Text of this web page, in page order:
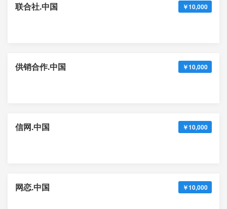
联合社.中国 ￥10,000
供销合作.中国 ￥10,000
信网.中国 ￥10,000
网恋.中国 ￥10,000